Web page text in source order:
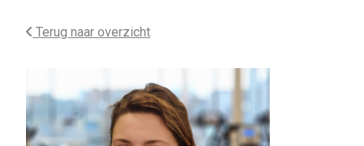
Terug naar overzicht